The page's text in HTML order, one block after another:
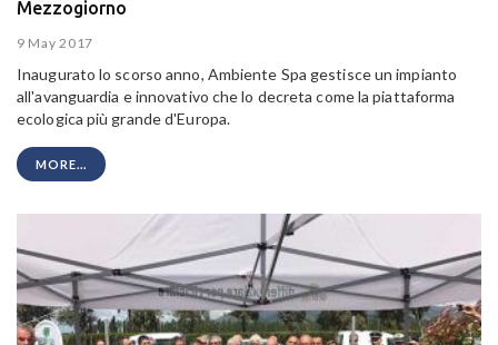
Mezzogiorno
9 May 2017
Inaugurato lo scorso anno, Ambiente Spa gestisce un impianto
all'avanguardia e innovativo che lo decreta come lapiattaforma
ecologica più grande d'Europa.
MORE...